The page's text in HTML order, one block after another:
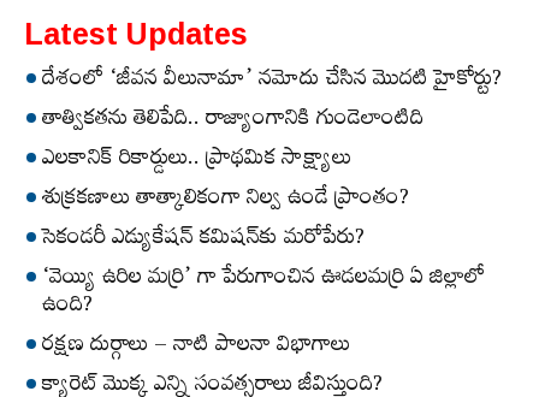
Latest Updates
దేశంలో ‘జీవన వీలునామా’ నమోదు చేసిన మొదటి హైకోర్టు?
తాత్వికతను తెలిపేది.. రాజ్యాంగానికి గుండెలాంటిది
ఎలకానిక్‌ రికార్డులు.. ప్రాథమిక సాక్ష్యాలు
శుక్రకణాలు తాత్కాలికంగా నిల్వ ఉండే ప్రాంతం?
సెకండరీ ఎడ్యుకేషన్‌ కమిషన్‌కు మరోపేరు?
‘వెయ్యి ఉరిల మర్రి’ గా పేరుగాంచిన ఊడలమర్రి ఏ జిల్లాలో
ఉంది?
రక్షణ దుర్గాలు – నాటి పాలనా విభాగాలు
క్యారెట్‌ మొక్క ఎన్ని సంవత్సరాలు జీవిస్తుంది?